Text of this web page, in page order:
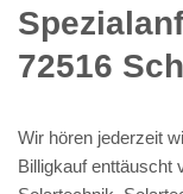
72516
Wir hören jederzeit
Billigkauf enttäuscht